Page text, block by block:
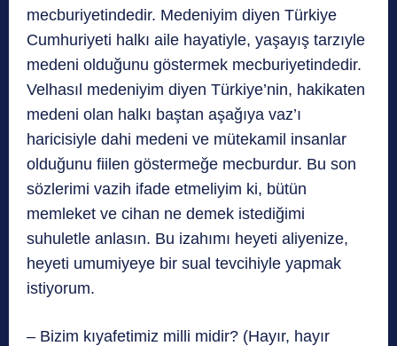
mecburiyetindedir. Medeniyim diyen Türkiye
Cumhuriyeti halkı aile hayatiyle, yaşayış tarzıyle
medeni olduğunu göstermek mecburiyetindedir.
Velhasıl medeniyim diyen Türkiye’nin, hakikaten
medeni olan halkı baştan aşağıya vaz’ı
haricisiyle dahi medeni ve mütekamil insanlar
olduğunu fiilen göstermeğe mecburdur. Bu son
sözlerimi vazih ifade etmeliyim ki, bütün
memleket ve cihan ne demek istediğimi
suhuletle anlasın. Bu izahımı heyeti aliyenize,
heyeti umumiyeye bir sual tevcihiyle yapmak
istiyorum.
– Bizim kıyafetimiz milli midir? (Hayır, hayır